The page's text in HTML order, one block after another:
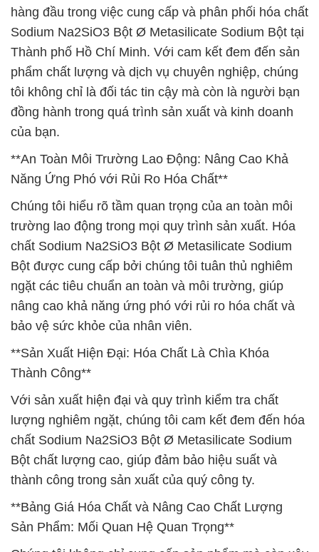
hàng đầu trong việc cung cấp và phân phối hóa chất
Sodium Na2SiO3 Bột Ø Metasilicate Sodium Bột tại
Thành phố Hồ Chí Minh. Với cam kết đem đến sản
phẩm chất lượng và dịch vụ chuyên nghiệp, chúng
tôi không chỉ là đối tác tin cậy mà còn là người bạn
đồng hành trong quá trình sản xuất và kinh doanh
của bạn.
**An Toàn Môi Trường Lao Động: Nâng Cao Khả
Năng Ứng Phó với Rủi Ro Hóa Chất**
Chúng tôi hiểu rõ tầm quan trọng của an toàn môi
trường lao động trong mọi quy trình sản xuất. Hóa
chất Sodium Na2SiO3 Bột Ø Metasilicate Sodium
Bột được cung cấp bởi chúng tôi tuân thủ nghiêm
ngặt các tiêu chuẩn an toàn và môi trường, giúp
nâng cao khả năng ứng phó với rủi ro hóa chất và
bảo vệ sức khỏe của nhân viên.
**Sản Xuất Hiện Đại: Hóa Chất Là Chìa Khóa
Thành Công**
Với sản xuất hiện đại và quy trình kiểm tra chất
lượng nghiêm ngặt, chúng tôi cam kết đem đến hóa
chất Sodium Na2SiO3 Bột Ø Metasilicate Sodium
Bột chất lượng cao, giúp đảm bảo hiệu suất và
thành công trong sản xuất của quý công ty.
**Bảng Giá Hóa Chất và Nâng Cao Chất Lượng
Sản Phẩm: Mối Quan Hệ Quan Trọng**